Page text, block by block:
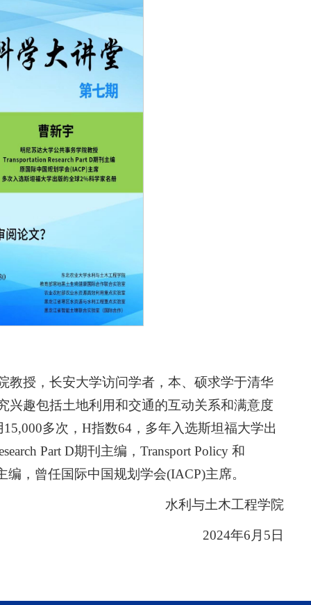
教授，长安大学访问学者，本、硕求学于清华
兴趣包括土地利用和交通的互动关系和满意度
多次，H指数64，多年入选斯坦福大学出
Part D期刊主编，Transport Policy 和
编，曾任国际中国规划学会(IACP)主席。
水利与土木工程学院
2024年6月5日